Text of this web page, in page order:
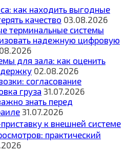
как находить выгодные
качество 03.08.2026
терминальные системы
надежную цифровую
для зала: как оценить
02.08.2026
согласование
груза 31.07.2026
знать перед
31.07.2026
к внешней системе
практический